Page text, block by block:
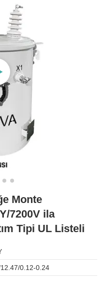
Monte
7200V ila
Tipi UL Listeli
0.12-0.24